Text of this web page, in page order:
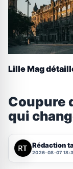
Lille Mag
Coupure
qui
Rédaction
2026-08-07